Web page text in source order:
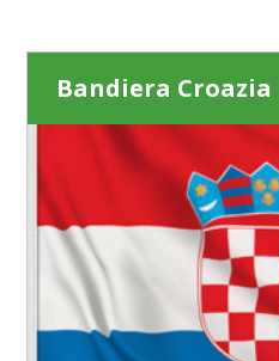
Bandiera Croazia